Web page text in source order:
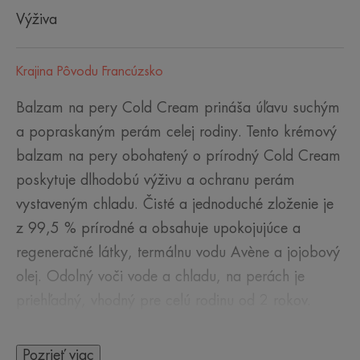
Výživa
Krajina Pôvodu Francúzsko
Balzam na pery Cold Cream prináša úľavu suchým
a popraskaným perám celej rodiny. Tento krémový
balzam na pery obohatený o prírodný Cold Cream
poskytuje dlhodobú výživu a ochranu perám
vystaveným chladu. Čisté a jednoduché zloženie je
z 99,5 % prírodné a obsahuje upokojujúce a
regeneračné látky, termálnu vodu Avène a jojobový
olej. Odolný voči vode a chladu, na perách je
Pozrieť viac